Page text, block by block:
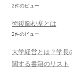
2件のビュー
術後脳梗塞とは
2件のビュー
大学経営とは？学長
関する書籍のリスト